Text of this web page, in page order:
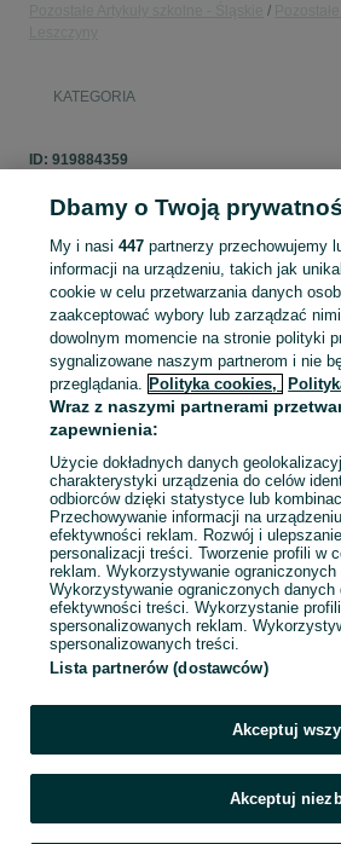
KATEGORIA
ID: 919884359
Zaloguj się lub załóż konto na OLX,
sprzedającym
Zaloguj się / Załóż konto
Dbamy o Twoją
My i nasi447 partnerzy przechowujemy
informacji na urządzeniu, takich jak
cookie w celu przetwarzania danych
zaakceptować wybory lub zarządzać
dowolnym momencie na stronie polityki
sygnalizowane naszym partnerom i nie
przeglądania. Polityka cookies,
Wraz z naszymi partnerami
zapewnienia:
Użycie dokładnych danych
charakterystyki urządzenia do celów
odbiorców dzięki statystyce lub
Przechowywanie informacji na
efektywności reklam. Rozwój i
personalizacji treści. Tworzenie profili w
reklam. Wykorzystywanie
Wykorzystywanie ograniczonych
efektywności treści. Wykorzystanie
spersonalizowanych reklam.
spersonalizowanych treści.
Lista partnerów (dostawców)
Akceptuj
Akceptuj